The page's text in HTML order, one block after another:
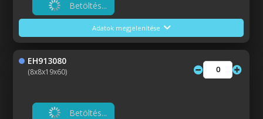
Betöltés...
Adatok megjelenítése
EH913080
(8x8x19x60)
Betöltés...